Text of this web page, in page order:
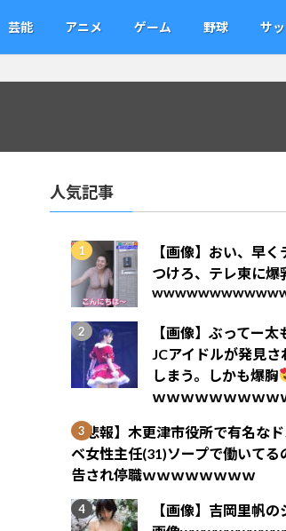
芸能 アニメ ゲーム 野球 サ
人気記事
【画像】おい、早く
つけろ、テレ東に爆
【画像】ぶってー太
JCアイドルが発見さ
しまう。しかも爆胸
ｗｗｗｗｗｗｗｗｗ
【悲報】木更津市役所で有名な
ベ女性主任(31)ソープで働いてる
告され停職ｗｗｗｗｗｗｗｗ
【画像】吉岡里帆の